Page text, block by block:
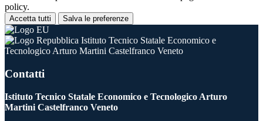
policy.
Accetta tutti Salva le preferenze
Istituto Tecnico Statale Economico e
Tecnologico Arturo Martini Castelfranco Veneto
Contatti
Istituto Tecnico Statale Economico e Tecnologico Arturo
Martini Castelfranco Veneto